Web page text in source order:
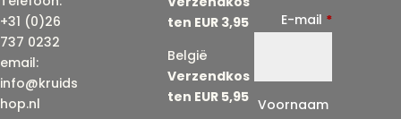
+31 (0)26
737 0232
email:
info@kruids
hop.nl
ten EUR 3,95
België
Verzendkos
ten EUR 5,95
E-mail *
Voornaam